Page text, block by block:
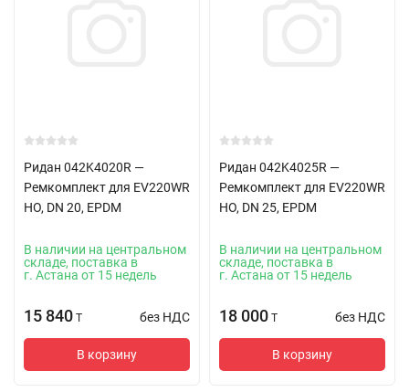
Ридан 042K4020R —
Ремкомплект для EV220WR
НО, DN 20, EPDM
В наличии на центральном
складе, поставка в
г. Астана от 15 недель
15 840 T без НДС
В корзину
Ридан 042K4025R —
Ремкомплект для EV220WR
НО, DN 25, EPDM
В наличии на центральном
складе, поставка в
г. Астана от 15 недель
18 000 T без НДС
В корзину